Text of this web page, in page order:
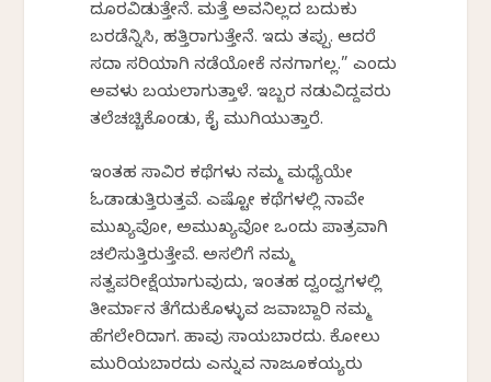
ದೂರವಿಡುತ್ತೇನೆ. ಮತ್ತೆ ಅವನಿಲ್ಲದ ಬದುಕು
ಬರಡೆನ್ನಿಸಿ, ಹತ್ತಿರಾಗುತ್ತೇನೆ. ಇದು ತಪ್ಪು. ಆದರೆ
ಸದಾ ಸರಿಯಾಗಿ ನಡೆಯೋಕೆ ನನಗಾಗಲ್ಲ.” ಎಂದು
ಅವಳು ಬಯಲಾಗುತ್ತಾಳೆ. ಇಬ್ಬರ ನಡುವಿದ್ದವರು
ತಲೆಚಚ್ಚಿಕೊಂಡು, ಕೈ ಮುಗಿಯುತ್ತಾರೆ.
ಇಂತಹ ಸಾವಿರ ಕಥೆಗಳು ನಮ್ಮ ಮಧ್ಯೆಯೇ
ಓಡಾಡುತ್ತಿರುತ್ತವೆ. ಎಷ್ಟೋ ಕಥೆಗಳಲ್ಲಿ ನಾವೇ
ಮುಖ್ಯವೋ, ಅಮುಖ್ಯವೋ ಒಂದು ಪಾತ್ರವಾಗಿ
ಚಲಿಸುತ್ತಿರುತ್ತೇವೆ. ಅಸಲಿಗೆ ನಮ್ಮ
ಸತ್ವಪರೀಕ್ಷೆಯಾಗುವುದು, ಇಂತಹ ದ್ವಂದ್ವಗಳಲ್ಲಿ
ತೀರ್ಮಾನ ತೆಗೆದುಕೊಳ್ಳುವ ಜವಾಬ್ದಾರಿ ನಮ್ಮ
ಹೆಗಲೇರಿದಾಗ. ಹಾವು ಸಾಯಬಾರದು. ಕೋಲು
ಮುರಿಯಬಾರದು ಎನ್ನುವ ನಾಜೂಕಯ್ಯರು